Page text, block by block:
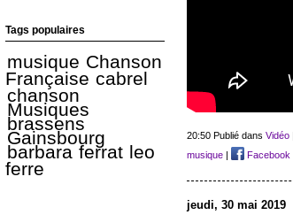
Tags populaires
musique Chanson
Française cabrel
chanson
Musiques
brassens
Gainsbourg
barbara ferrat leo
ferre
20:50 Publié dans Vidéo|
musique| Facebook
jeudi, 30 mai 2019